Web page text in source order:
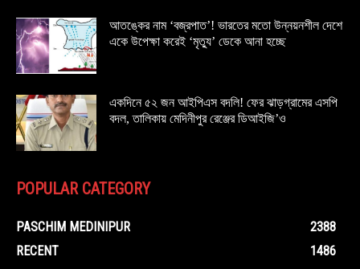
আতঙ্কের নাম ‘বজ্রপাত’! ভারতের মতো উন্নয়নশীল দেশে
একে উপেক্ষা করেই ‘মৃত্যু’ ডেকে আনা হচ্ছে
একদিনে ৫২ জন আইপিএস বদলি! ফের ঝাড়গ্রামের এসপি
বদল, তালিকায় মেদিনীপুর রেঞ্জের ডিআইজি’ও
POPULAR CATEGORY
PASCHIM MEDINIPUR
2388
RECENT
1486